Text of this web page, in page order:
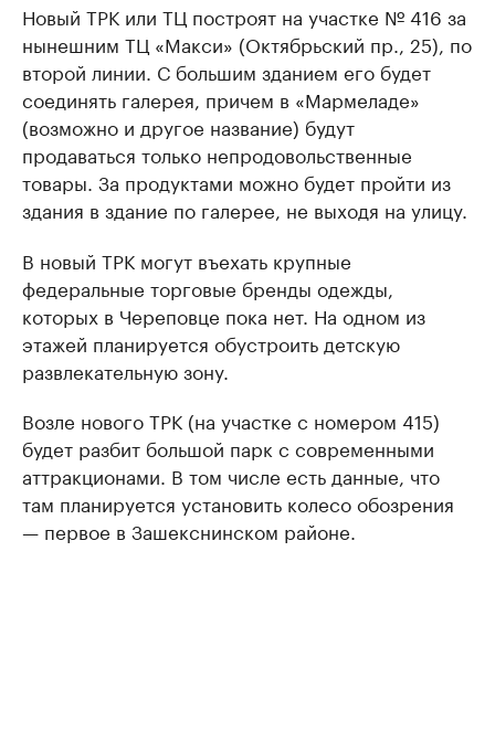
Новый ТРК или ТЦ построят на участке № 416 за
нынешним ТЦ «Макси» (Октябрьский пр., 25), по
второй линии. С большим зданием его будет
соединять галерея, причем в «Мармеладе»
(возможно и другое название) будут
продаваться только непродовольственные
товары. За продуктами можно будет пройти из
здания в здание по галерее, не выходя на улицу.
В новый ТРК могут въехать крупные
федеральные торговые бренды одежды,
которых в Череповце пока нет. На одном из
этажей планируется обустроить детскую
развлекательную зону.
Возле нового ТРК (на участке с номером 415)
будет разбит большой парк с современными
аттракционами. В том числе есть данные, что
там планируется установить колесо обозрения
— первое в Зашекснинском районе.